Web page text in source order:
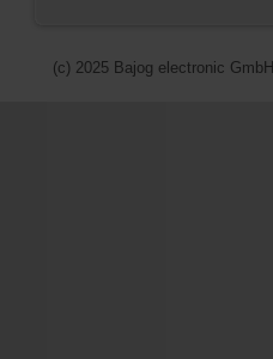
(c) 2025 Bajog electronic GmbH